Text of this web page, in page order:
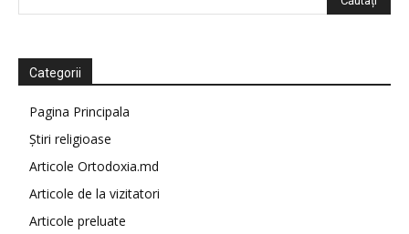
Categorii
Pagina Principala
Știri religioase
Articole Ortodoxia.md
Articole de la vizitatori
Articole preluate